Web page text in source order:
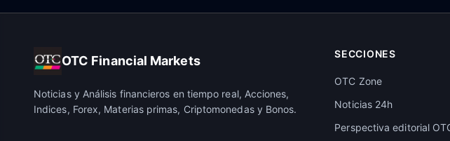
OTC Financial Markets
Noticias y Análisis financieros en tiempo real, Acciones,
Indices, Forex, Materias primas, Criptomonedas y Bonos.
SECCIONES
OTC Zone
Noticias 24h
Perspectiva editorial